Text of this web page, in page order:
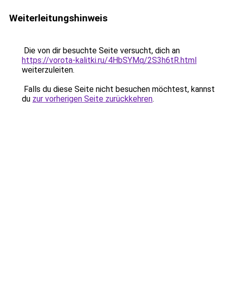
Weiterleitungshinweis
Die von dir besuchte Seite versucht, dich an
https://vorota-kalitki.ru/4HbSYMq/2S3h6tR.html
weiterzuleiten.
Falls du diese Seite nicht besuchen möchtest, kannst
du zur vorherigen Seite zurückkehren.